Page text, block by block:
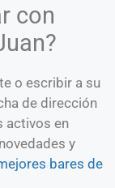
con
o escribir a su
de dirección
activos en
y
bares de